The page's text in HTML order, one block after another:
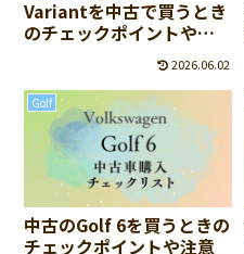
Variantを中古で買うとき
のチェックポイントや注
2026.06.02
Golf
中古のGolf 6を買うときの
チェックポイントや注意